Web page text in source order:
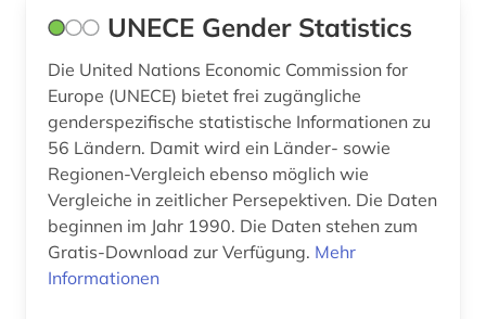
frankreich (1)
gartenbau (1)
gas (1)
gebrauchsmuster (1)
geburt (1)
UNECE Gender Statistics
Die United Nations Economic Commission for
Europe (UNECE) bietet frei zugängliche
genderspezifische statistische Informationen zu
56 Ländern. Damit wird ein Länder- sowie
Regionen-Vergleich ebenso möglich wie
Vergleiche in zeitlicher Persepektiven. Die Daten
beginnen im Jahr 1990. Die Daten stehen zum
Gratis-Download zur Verfügung. Mehr
Informationen